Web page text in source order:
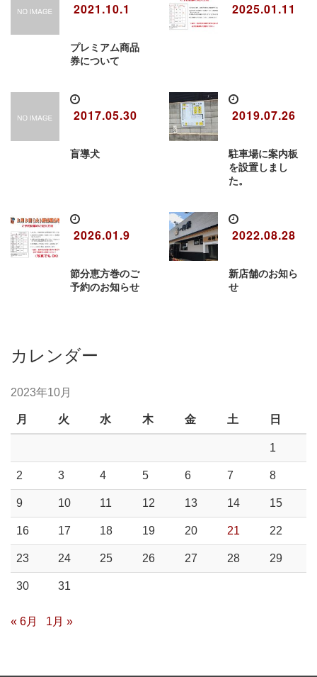
2021.10.1
プレミアム商品
券について
2025.01.11
2017.05.30
盲導犬
2019.07.26
駐車場に案内板
を設置しまし
た。
2026.01.9
節分恵方巻のご
予約のお知らせ
2022.08.28
新店舗のお知ら
せ
カレンダー
2023年10月
月 火 水 木 金 土 日
1
2 3 4 5 6 7 8
9 10 11 12 13 14 15
16 17 18 19 20 21 22
23 24 25 26 27 28 29
30 31
« 6月 1月 »